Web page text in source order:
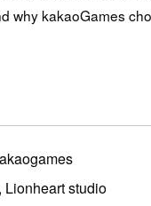
why kakaoGames
Lionheart studio